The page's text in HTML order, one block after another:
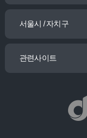
서울시 / 자치구
관련사이트